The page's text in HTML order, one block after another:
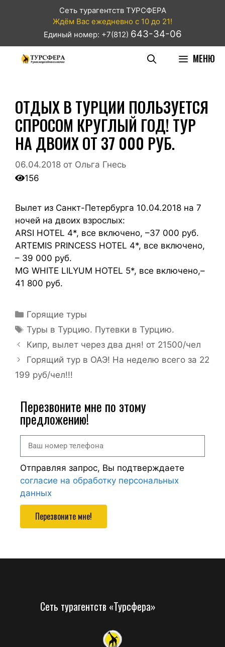
Сеть турагентств ТУРСФЕРА
Ждём Вас ежедневно с 10 до 21!
Единый номер: +7(812) 643-34-06
МЕНЮ
ОТДЫХ В ТУРЦИИ ПОЛЬЗУЕТСЯ
СПРОСОМ КРУГЛЫЙ ГОД! ТУР
НА ДВОИХ ОТ 37 000 РУБ.
06.04.2018 от Ольга Гнесь
156
Вылет из Санкт-Петербурга 10.04.2018 на 7
ночей на двоих взрослых:
ARSI HOTEL 4*, все включено, –37 000 руб.
ARTEMIS PRINCESS HOTEL 4*, все включено,
– 39 000 руб.
MG WHITE LILYUM HOTEL 5*, все включено,–
41 800 руб.
Горящие туры
Туры в Турцию. Путевки в Турцию.
Кипр, вылет через два дня! от 21500/чел
Горящий тур в ОАЭ! На неделю всего за 22
199 руб/чел!!!
Перезвоните мне по этому
предложению!
Отправляя запрос, Вы подтверждаете
согласие на обработку персональных
данных
Перезвоните мне!
Сеть турагентств «Турсфера»